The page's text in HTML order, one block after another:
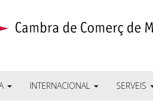
INTERNACIONAL SERVEIS